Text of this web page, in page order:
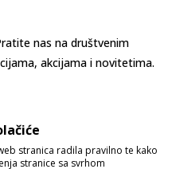
nas na društvenim
akcijama i novitetima.
stranica radila pravilno te kako
stranice sa svrhom